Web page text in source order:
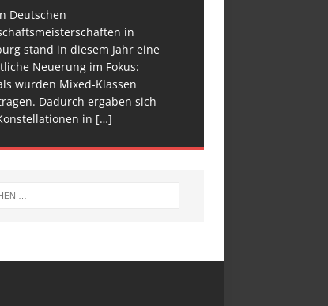
Deutschen
in
stand in diesem Jahr eine
Neuerung im Fokus:
wurden Mixed-Klassen
Dadurch ergaben sich
in […]